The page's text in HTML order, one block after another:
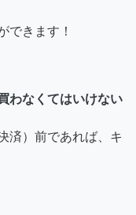
できます！
わなくてはいけない
済）前であれば、キ